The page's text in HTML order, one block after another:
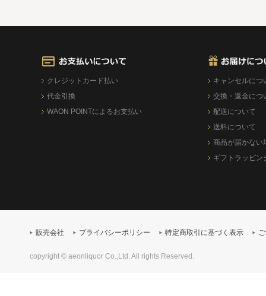
クレジットカード払い
代金引換
WAON POINTによるお支払い
キャンセルにつ
交換・返金につ
配送について
送料について
商品が届かない
ギフトラッピン
販売会社 プライバシーポリシー 特定商取引に基づく表示
copyright © aeonliquor Co.,Ltd. All rights Reserved.